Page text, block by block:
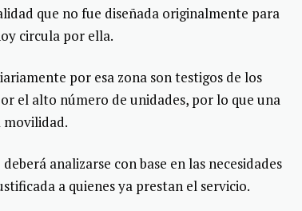
que no fue diseñada originalmente para
circula por ella.
por esa zona son testigos de los
el alto número de unidades, por lo que una
analizarse con base en las necesidades
a quienes ya prestan el servicio.